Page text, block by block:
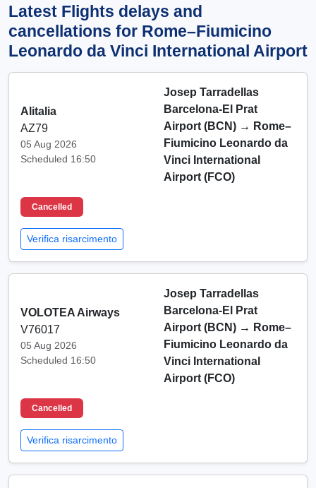
Latest Flights delays and
cancellations for Rome–Fiumicino
Leonardo da Vinci International Airport
Alitalia
AZ79
05 Aug 2026
Scheduled 16:50
Josep Tarradellas
Barcelona-El Prat
Airport (BCN) → Rome–
Fiumicino Leonardo da
Vinci International
Airport (FCO)
Cancelled
Verifica risarcimento
VOLOTEA Airways
V76017
05 Aug 2026
Scheduled 16:50
Josep Tarradellas
Barcelona-El Prat
Airport (BCN) → Rome–
Fiumicino Leonardo da
Vinci International
Airport (FCO)
Cancelled
Verifica risarcimento